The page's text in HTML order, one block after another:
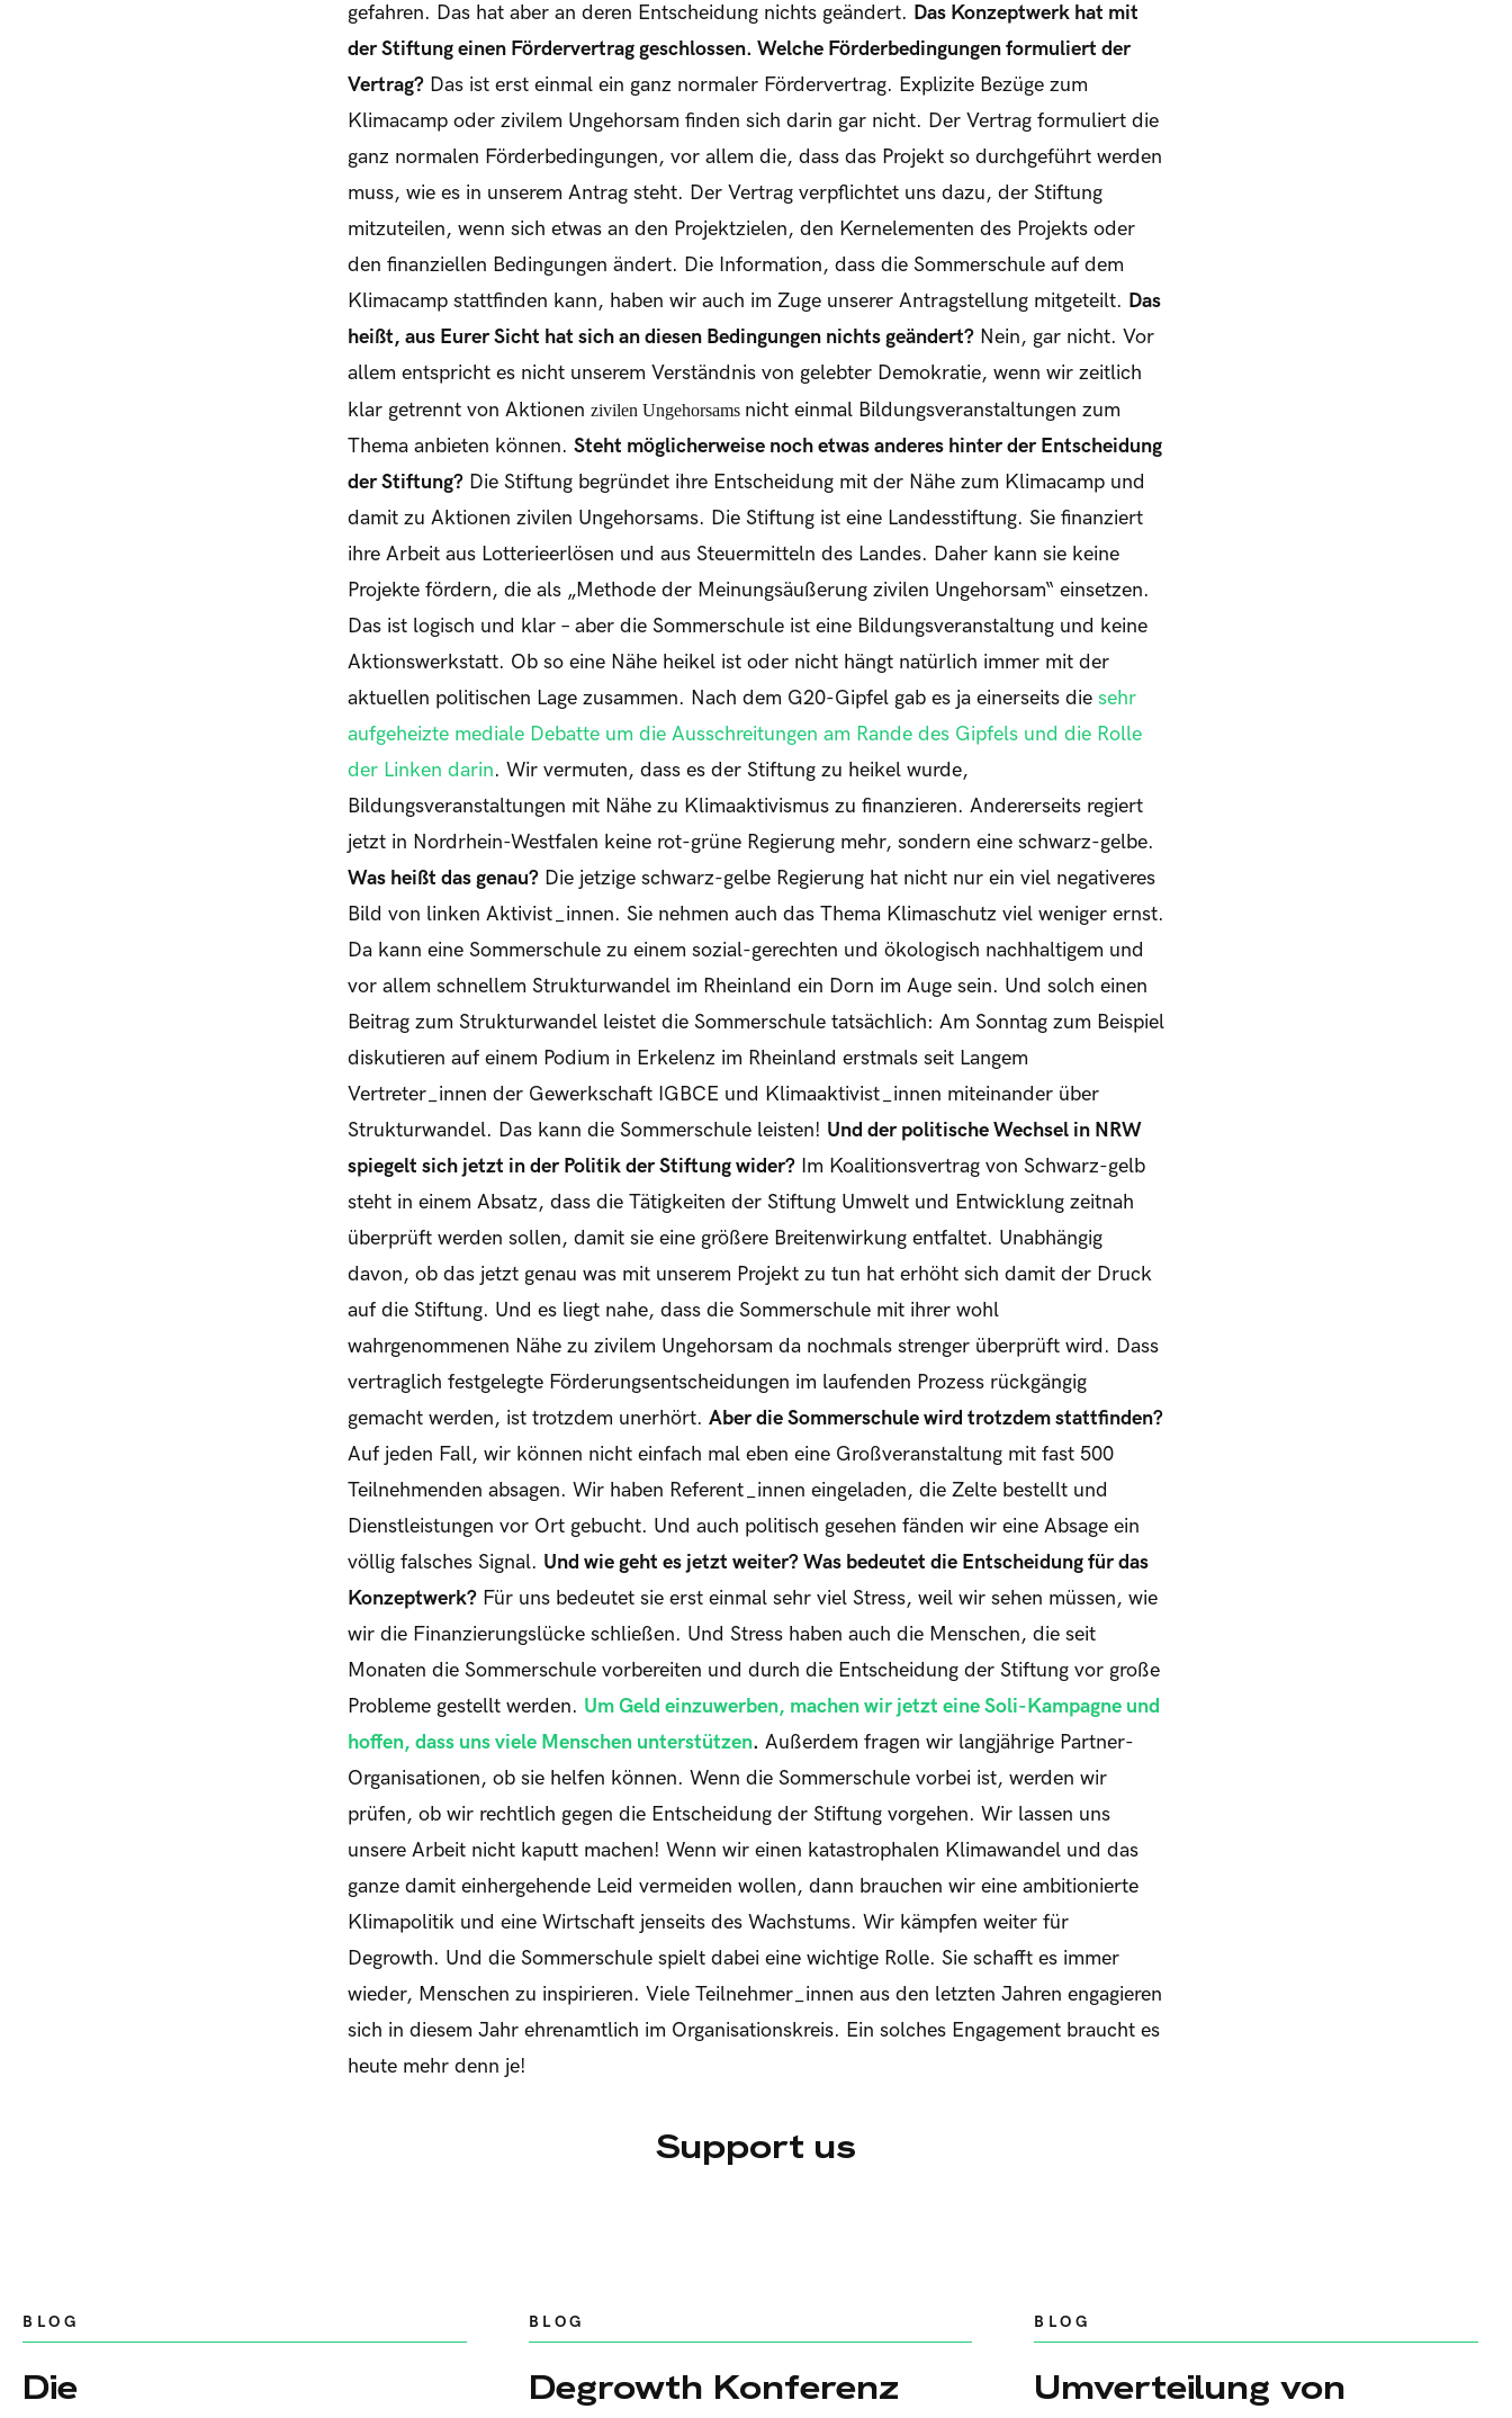
gefahren. Das hat aber an deren Entscheidung nichts geändert. Das Konzeptwerk hat mit
der Stiftung einen Fördervertrag geschlossen. Welche Förderbedingungen formuliert der
Vertrag? Das ist erst einmal ein ganz normaler Fördervertrag. Explizite Bezüge zum
Klimacamp oder zivilem Ungehorsam finden sich darin gar nicht. Der Vertrag formuliert die
ganz normalen Förderbedingungen, vor allem die, dass das Projekt so durchgeführt werden
muss, wie es in unserem Antrag steht. Der Vertrag verpflichtet uns dazu, der Stiftung
mitzuteilen, wenn sich etwas an den Projektzielen, den Kernelementen des Projekts oder
den finanziellen Bedingungen ändert. Die Information, dass die Sommerschule auf dem
Klimacamp stattfinden kann, haben wir auch im Zuge unserer Antragstellung mitgeteilt. Das
heißt, aus Eurer Sicht hat sich an diesen Bedingungen nichts geändert? Nein, gar nicht. Vor
allem entspricht es nicht unserem Verständnis von gelebter Demokratie, wenn wir zeitlich
klar getrennt von Aktionen zivilen Ungehorsams nicht einmal Bildungsveranstaltungen zum
Thema anbieten können. Steht möglicherweise noch etwas anderes hinter der Entscheidung
der Stiftung? Die Stiftung begründet ihre Entscheidung mit der Nähe zum Klimacamp und
damit zu Aktionen zivilen Ungehorsams. Die Stiftung ist eine Landesstiftung. Sie finanziert
ihre Arbeit aus Lotterieerlösen und aus Steuermitteln des Landes. Daher kann sie keine
Projekte fördern, die als „Methode der Meinungsäußerung zivilen Ungehorsam“ einsetzen.
Das ist logisch und klar – aber die Sommerschule ist eine Bildungsveranstaltung und keine
Aktionswerkstatt. Ob so eine Nähe heikel ist oder nicht hängt natürlich immer mit der
aktuellen politischen Lage zusammen. Nach dem G20-Gipfel gab es ja einerseits die sehr
aufgeheizte mediale Debatte um die Ausschreitungen am Rande des Gipfels und die Rolle
der Linken darin. Wir vermuten, dass es der Stiftung zu heikel wurde,
Bildungsveranstaltungen mit Nähe zu Klimaaktivismus zu finanzieren. Andererseits regiert
jetzt in Nordrhein-Westfalen keine rot-grüne Regierung mehr, sondern eine schwarz-gelbe.
Was heißt das genau? Die jetzige schwarz-gelbe Regierung hat nicht nur ein viel negativeres
Bild von linken Aktivist_innen. Sie nehmen auch das Thema Klimaschutz viel weniger ernst.
Da kann eine Sommerschule zu einem sozial-gerechten und ökologisch nachhaltigem und
vor allem schnellem Strukturwandel im Rheinland ein Dorn im Auge sein. Und solch einen
Beitrag zum Strukturwandel leistet die Sommerschule tatsächlich: Am Sonntag zum Beispiel
diskutieren auf einem Podium in Erkelenz im Rheinland erstmals seit Langem
Vertreter_innen der Gewerkschaft IGBCE und Klimaaktivist_innen miteinander über
Strukturwandel. Das kann die Sommerschule leisten! Und der politische Wechsel in NRW
spiegelt sich jetzt in der Politik der Stiftung wider? Im Koalitionsvertrag von Schwarz-gelb
steht in einem Absatz, dass die Tätigkeiten der Stiftung Umwelt und Entwicklung zeitnah
überprüft werden sollen, damit sie eine größere Breitenwirkung entfaltet. Unabhängig
davon, ob das jetzt genau was mit unserem Projekt zu tun hat erhöht sich damit der Druck
auf die Stiftung. Und es liegt nahe, dass die Sommerschule mit ihrer wohl
wahrgenommenen Nähe zu zivilem Ungehorsam da nochmals strenger überprüft wird. Dass
vertraglich festgelegte Förderungsentscheidungen im laufenden Prozess rückgängig
gemacht werden, ist trotzdem unerhört. Aber die Sommerschule wird trotzdem stattfinden?
Auf jeden Fall, wir können nicht einfach mal eben eine Großveranstaltung mit fast 500
Teilnehmenden absagen. Wir haben Referent_innen eingeladen, die Zelte bestellt und
Dienstleistungen vor Ort gebucht. Und auch politisch gesehen fänden wir eine Absage ein
völlig falsches Signal. Und wie geht es jetzt weiter? Was bedeutet die Entscheidung für das
Konzeptwerk? Für uns bedeutet sie erst einmal sehr viel Stress, weil wir sehen müssen, wie
wir die Finanzierungslücke schließen. Und Stress haben auch die Menschen, die seit
Monaten die Sommerschule vorbereiten und durch die Entscheidung der Stiftung vor große
Probleme gestellt werden. Um Geld einzuwerben, machen wir jetzt eine Soli-Kampagne und
hoffen, dass uns viele Menschen unterstützen. Außerdem fragen wir langjährige Partner-
Organisationen, ob sie helfen können. Wenn die Sommerschule vorbei ist, werden wir
prüfen, ob wir rechtlich gegen die Entscheidung der Stiftung vorgehen. Wir lassen uns
unsere Arbeit nicht kaputt machen! Wenn wir einen katastrophalen Klimawandel und das
ganze damit einhergehende Leid vermeiden wollen, dann brauchen wir eine ambitionierte
Klimapolitik und eine Wirtschaft jenseits des Wachstums. Wir kämpfen weiter für
Degrowth. Und die Sommerschule spielt dabei eine wichtige Rolle. Sie schafft es immer
wieder, Menschen zu inspirieren. Viele Teilnehmer_innen aus den letzten Jahren engagieren
sich in diesem Jahr ehrenamtlich im Organisationskreis. Ein solches Engagement braucht es
heute mehr denn je!
Support us
BLOG
Die
BLOG
Degrowth Konferenz
BLOG
Umverteilung von